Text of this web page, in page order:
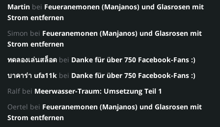
Martin bei Feueranemonen (Manjanos) und Glasrosen mit
Strom entfernen
Simon bei Feueranemonen (Manjanos) und Glasrosen mit
Strom entfernen
ทดลองเล่นสล็อต bei Danke für über 750 Facebook-Fans :)
บาคาร่า ufa11k bei Danke für über 750 Facebook-Fans :)
Ralf bei Meerwasser-Traum: Umsetzung Teil 1
Oertel bei Feueranemonen (Manjanos) und Glasrosen mit
Strom entfernen